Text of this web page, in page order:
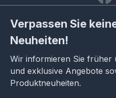
Verpassen Sie
Neuheiten!
Wir informieren Sie früher
und exklusive Angebote
Produktneuheiten.